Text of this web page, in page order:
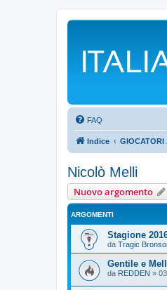
FAQ
Indice GIOCATORI
Nicolò Melli
Nuovo argomento
ARGOMENTI
Stagione
da Tragic
Gentile e
da REDDEN »